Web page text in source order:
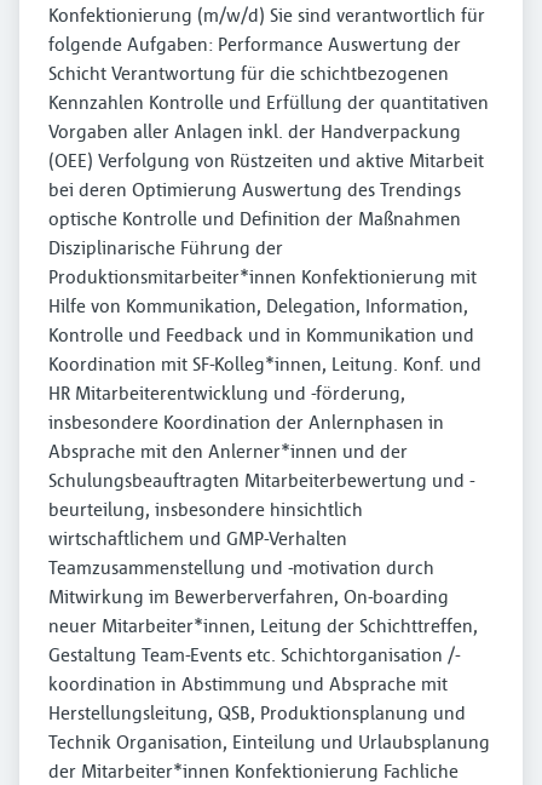
Konfektionierung (m/w/d) Sie sind verantwortlich für
folgende Aufgaben: Performance Auswertung der
Schicht Verantwortung für die schichtbezogenen
Kennzahlen Kontrolle und Erfüllung der quantitativen
Vorgaben aller Anlagen inkl. der Handverpackung
(OEE) Verfolgung von Rüstzeiten und aktive Mitarbeit
bei deren Optimierung Auswertung des Trendings
optische Kontrolle und Definition der Maßnahmen
Disziplinarische Führung der
Produktionsmitarbeiter*innen Konfektionierung mit
Hilfe von Kommunikation, Delegation, Information,
Kontrolle und Feedback und in Kommunikation und
Koordination mit SF-Kolleg*innen, Leitung. Konf. und
HR Mitarbeiterentwicklung und -förderung,
insbesondere Koordination der Anlernphasen in
Absprache mit den Anlerner*innen und der
Schulungsbeauftragten Mitarbeiterbewertung und -
beurteilung, insbesondere hinsichtlich
wirtschaftlichem und GMP-Verhalten
Teamzusammenstellung und -motivation durch
Mitwirkung im Bewerberverfahren, On-boarding
neuer Mitarbeiter*innen, Leitung der Schichttreffen,
Gestaltung Team-Events etc. Schichtorganisation /-
koordination in Abstimmung und Absprache mit
Herstellungsleitung, QSB, Produktionsplanung und
Technik Organisation, Einteilung und Urlaubsplanung
der Mitarbeiter*innen Konfektionierung Fachliche